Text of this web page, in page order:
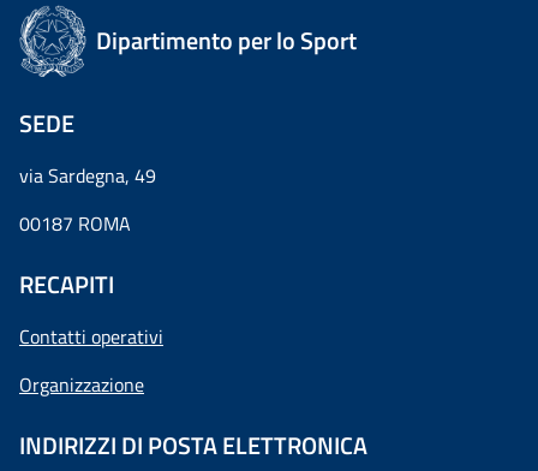
Dipartimento per lo Sport
SEDE
via Sardegna, 49
00187 ROMA
RECAPITI
Contatti operativi
Organizzazione
INDIRIZZI DI POSTA ELETTRONICA